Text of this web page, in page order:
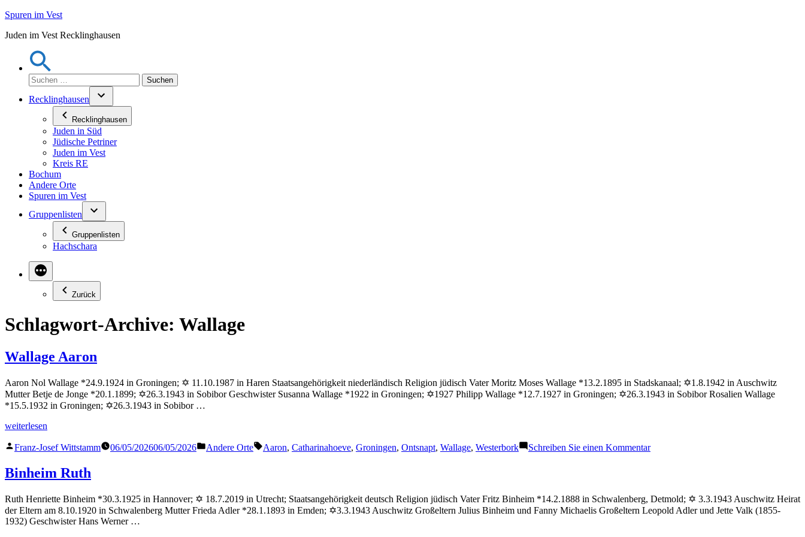
Zum
springen
Spuren im Vest
Juden im Vest Recklinghausen
Suchen
nach:
Recklinghausen
Recklinghausen
Juden in Süd
Jüdische Petriner
Juden im Vest
Kreis RE
Bochum
Andere Orte
Spuren im Vest
Gruppenlisten
Gruppenlisten
Hachschara
Zurück
Schlagwort-Archive: Wallage
Wallage Aaron
Aaron Nol Wallage *24.9.1924 in Groningen; ✡ 11.10.1987 in Haren Staatsangehörigkeit niederländisch Religion jüdisch Vater Moritz Moses Wallage *13.2.1895 in Stadskanaal; ✡1.8.1942 in Auschwitz
Mutter Betje de Jonge *20.1.1899; ✡26.3.1943 in Sobibor Geschwister Susanna Wallage *1922 in Groningen; ✡1927 Philipp Wallage *12.7.1927 in Groningen; ✡26.3.1943 in Sobibor Rosalien Wallage
*15.5.1932 in Groningen; ✡26.3.1943 in Sobibor …
„Wallage
weiterlesen
Veröffentlicht
Franz-Josef Wittstamm 06/05/202606/05/2026
Veröffentlicht
Andere Orte Schlagwörter:
Aaron, Catharinahoeve, Groningen, Ontsnapt, Wallage, Westerbork Schreiben Sie einen Kommentarzu
Binheim Ruth
Ruth Henriette Binheim *30.3.1925 in Hannover; ✡ 18.7.2019 in Utrecht; Staatsangehörigkeit deutsch Religion jüdisch Vater Fritz Binheim *14.2.1888 in Schwalenberg, Detmold; ✡ 3.3.1943 Auschwitz Heirat
der Eltern am 8.10.1920 in Schwalenberg Mutter Frieda Adler *28.1.1893 in Emden; ✡3.3.1943 Auschwitz Großeltern Julius Binheim und Fanny Michaelis Großeltern Leopold Adler und Jette Valk (1855-
1932) Geschwister Hans Werner …